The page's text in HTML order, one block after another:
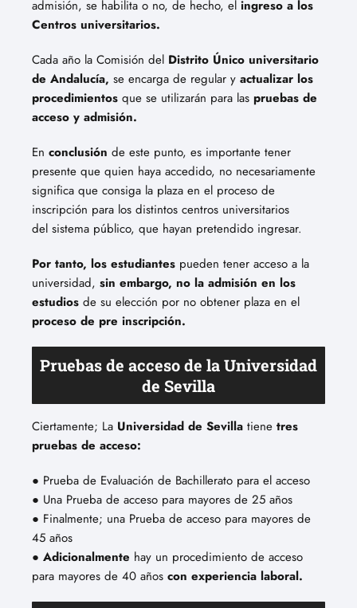
admisión, se habilita o no, de hecho, el ingreso a los
Centros universitarios.
Cada año la Comisión del Distrito Único universitario
de Andalucía, se encarga de regular y actualizar los
procedimientos que se utilizarán para las pruebas de
acceso y admisión.
En conclusión de este punto, es importante tener
presente que quien haya accedido, no necesariamente
significa que consiga la plaza en el proceso de
inscripción para los distintos centros universitarios
del sistema público, que hayan pretendido ingresar.
Por tanto, los estudiantes pueden tener acceso a la
universidad, sin embargo, no la admisión en los
estudios de su elección por no obtener plaza en el
proceso de pre inscripción.
Pruebas de acceso de la Universidad
de Sevilla
Ciertamente; La Universidad de Sevilla tiene tres
pruebas de acceso:
● Prueba de Evaluación de Bachillerato para el acceso
● Una Prueba de acceso para mayores de 25 años
● Finalmente; una Prueba de acceso para mayores de
45 años
● Adicionalmente hay un procedimiento de acceso
para mayores de 40 años con experiencia laboral.